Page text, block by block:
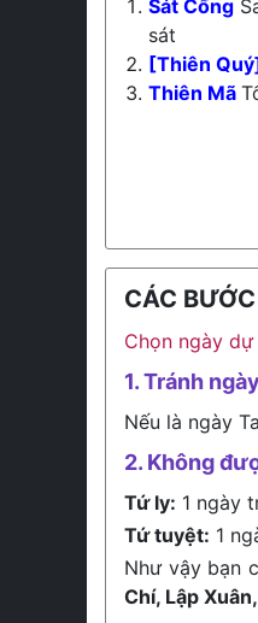
Sát Cống
sát
[Thiên
Thiên Mã
CÁC
Chọn ngày
1. Tránh
Nếu là ngày
2. Không
Tứ ly: 1 ngày
Tứ tuyệt: 1
Như vậy bạn
Chí, Lập